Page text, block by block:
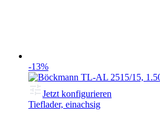
-13%
Jetzt konfigurieren
Tieflader, einachsig